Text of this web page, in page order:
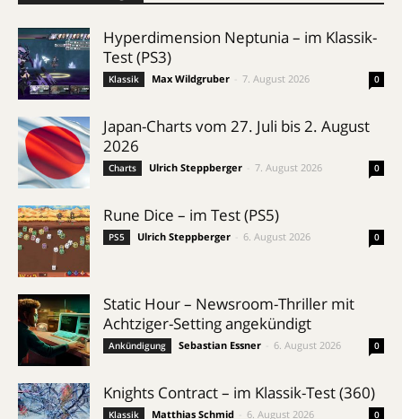
Hyperdimension Neptunia – im Klassik-
Test (PS3)
Klassik Max Wildgruber 7. August 2026 0
Japan-Charts vom 27. Juli bis 2. August
2026
Charts Ulrich Steppberger 7. August 2026 0
Rune Dice – im Test (PS5)
PS5 Ulrich Steppberger 6. August 2026 0
Static Hour – Newsroom-Thriller mit
Achtziger-Setting angekündigt
Ankündigung Sebastian Essner 6. August 2026 0
Knights Contract – im Klassik-Test (360)
Klassik Matthias Schmid 6. August 2026 0